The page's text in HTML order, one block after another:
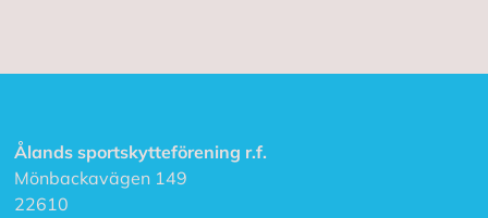
Ålands sportskytteförening r.f.
Mönbackavägen 149
22610